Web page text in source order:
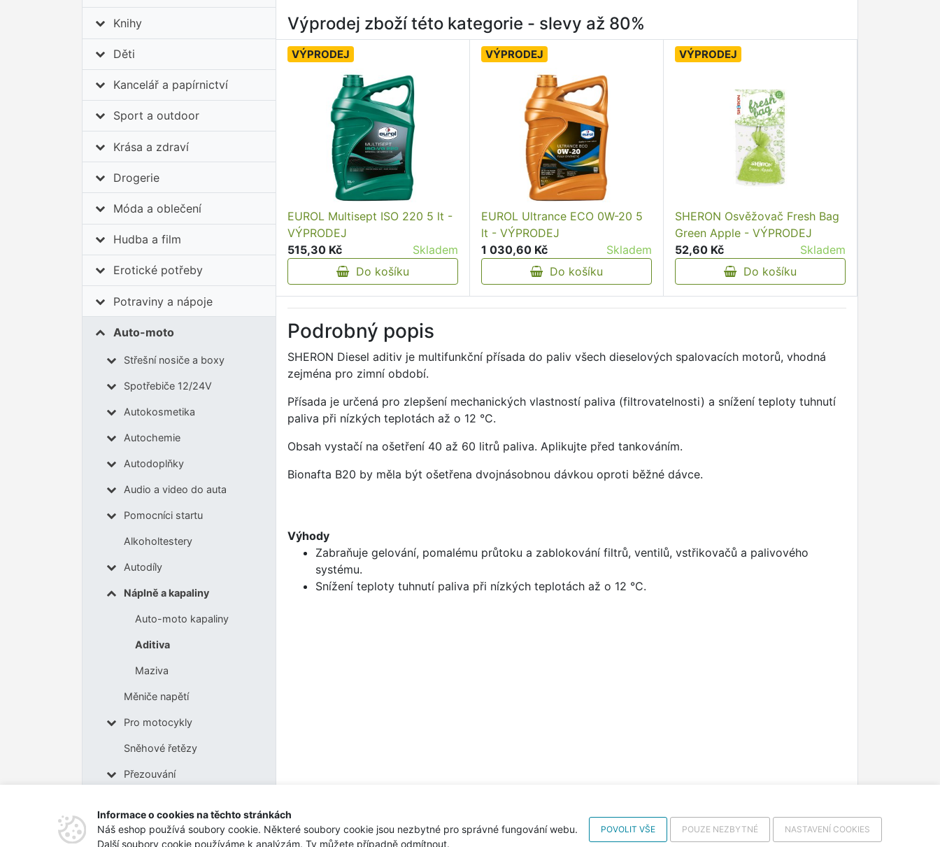
Knihy
Děti
Kancelář a papírnictví
Sport a outdoor
Krása a zdraví
Drogerie
Móda a oblečení
Hudba a film
Erotické potřeby
Potraviny a nápoje
Auto-moto
Střešní nosiče a boxy
Spotřebiče 12/24V
Autokosmetika
Autochemie
Autodoplňky
Audio a video do auta
Pomocníci startu
Alkoholtestery
Autodíly
Náplně a kapaliny
Auto-moto kapaliny
Aditiva
Maziva
Měniče napětí
Pro motocykly
Sněhové řetězy
Přezouvání
Tipy na dárky
Výprodej zboží této kategorie - slevy až 80%
VÝPRODEJ
EUROL Multisept ISO 220 5 lt -
VÝPRODEJ
515,30 Kč
Skladem
Do košíku
VÝPRODEJ
EUROL Ultrance ECO 0W-20 5
lt - VÝPRODEJ
1 030,60 Kč
Skladem
Do košíku
VÝPRODEJ
SHERON Osvěžovač Fresh Bag
Green Apple - VÝPRODEJ
52,60 Kč
Skladem
Do košíku
Podrobný popis
SHERON Diesel aditiv je multifunkční přísada do paliv všech dieselových spalovacích motorů, vhodná
zejména pro zimní období.
Přísada je určená pro zlepšení mechanických vlastností paliva (filtrovatelnosti) a snížení teploty tuhnutí
paliva při nízkých teplotách až o 12 °C.
Obsah vystačí na ošetření 40 až 60 litrů paliva. Aplikujte před tankováním.
Bionafta B20 by měla být ošetřena dvojnásobnou dávkou oproti běžné dávce.
Výhody
Zabraňuje gelování, pomalému průtoku a zablokování filtrů, ventilů, vstřikovačů a palivového
systému.
Snížení teploty tuhnutí paliva při nízkých teplotách až o 12 °C.
Informace o cookies na těchto stránkách
Náš eshop používá soubory cookie. Některé soubory cookie jsou nezbytné pro správné fungování webu.
Další soubory cookie používáme k analýzám. Ty můžete případně odmítnout.
POVOLIT VŠE POUZE NEZBYTNÉ NASTAVENÍ COOKIES